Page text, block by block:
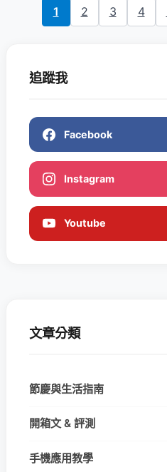
1 2 3 4
追蹤我
Facebook
Instagram
Youtube
文章分類
節慶與生活指南
開箱文 & 評測
手機應用教學